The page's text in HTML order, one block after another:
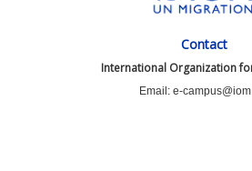
Contact
International Organization
Email: e-